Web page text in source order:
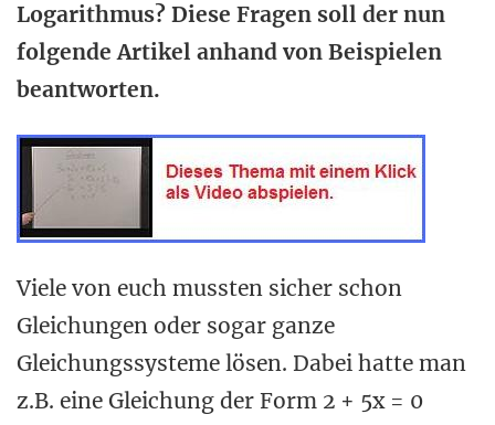
Logarithmus? Diese Fragen soll der nun
folgende Artikel anhand von Beispielen
beantworten.
Viele von euch mussten sicher schon
Gleichungen oder sogar ganze
Gleichungssysteme lösen. Dabei hatte man
z.B. eine Gleichung der Form 2 + 5x = 0